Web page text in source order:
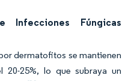
Infecciones Fúngicas
dermatofitos se mantienen
20-25%, lo que subraya un